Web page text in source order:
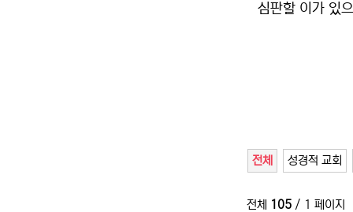
심판할 이가 있
전체 성경적 교회
전체 105 / 1 페이지